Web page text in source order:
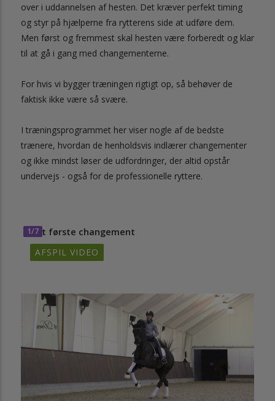
over i uddannelsen af hesten. Det kræver perfekt timing
og styr på hjælperne fra rytterens side at udføre dem.
Men først og fremmest skal hesten være forberedt og klar
til at gå i gang med changementerne.
For hvis vi bygger træningen rigtigt op, så behøver de
faktisk ikke være så svære.
I træningsprogrammet her viser nogle af de bedste
trænere, hvordan de henholdsvis indlærer changementer
og ikke mindst løser de udfordringer, der altid opstår
undervejs - også for de professionelle ryttere.
1/7
Det første changement
AFSPIL VIDEO